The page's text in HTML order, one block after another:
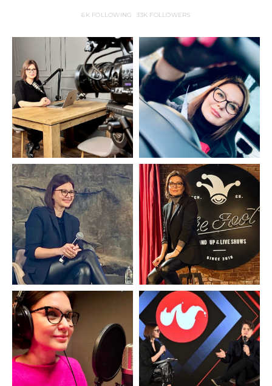
6KFOLLOWING 33K FOLLOWERS